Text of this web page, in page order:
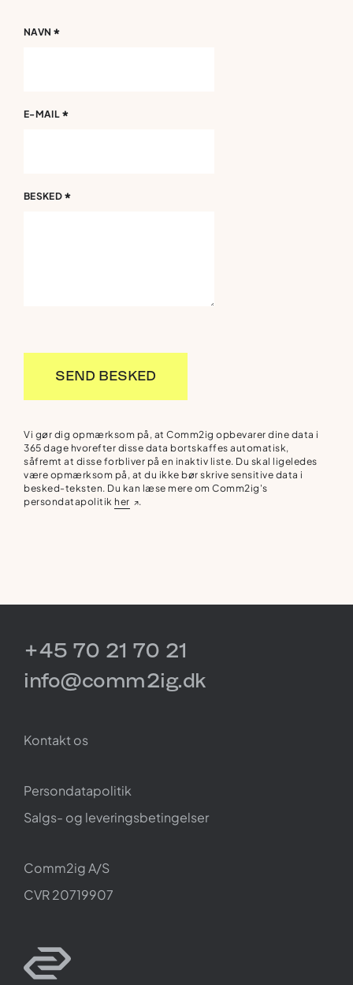
NAVN *
E-MAIL *
BESKED *
SEND BESKED
Vi gør dig opmærksom på, at Comm2ig opbevarer dine data i
365 dage hvorefter disse data bortskaffes automatisk,
såfremt at disse forbliver på en inaktiv liste. Du skal ligeledes
være opmærksom på, at du ikke bør skrive sensitive data i
besked-teksten. Du kan læse mere om Comm2ig's
persondatapolitik her ↗.
+45 70 21 70 21
info@comm2ig.dk
Kontakt os
Persondatapolitik
Salgs- og leveringsbetingelser
Comm2ig A/S
CVR 20719907